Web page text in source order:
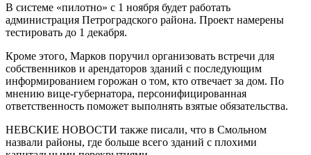
В системе «пилотно» с 1 ноября будет работать
администрация Петроградского района. Проект намерены
тестировать до 1 декабря.
Кроме этого, Марков поручил организовать встречи для
собственников и арендаторов зданий с последующим
информированием горожан о том, кто отвечает за дом. По
мнению вице-губернатора, персонифицированная
ответственность поможет выполнять взятые обязательства.
НЕВСКИЕ НОВОСТИ также писали, что в Смольном
назвали районы, где больше всего зданий с плохими